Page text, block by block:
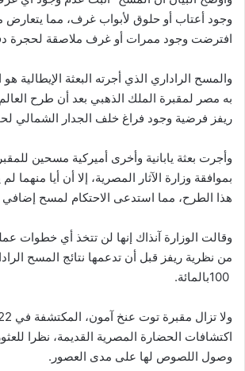
وجود أعتاب أو حلوق لأبواب غرف، مما يتعارض
افترضت وجود ممرات أو غرف ملاصقة لحجرة
والمسح الراداري الذي أجرته البعثة الإيطالية
به مصر لمقبرة الملك الذهبي بعد أن طرح
ريفز فرضية وجود فراغ خلف الجدار الشمالي
بموافقة وزارة الآثار المصرية، إلا أن أيا منهما
هذا الطرح، مما استدعى الاحتكام لمسح
وقالت الوزارة آنذاك إنها لن تتخذ أي خطوات
من نظرية ريفز قبل أن تدعمها نتائج المسح
اكتشافات الحضارة المصرية القديمة، نظرا
وصول اللصوص لها على مدى العصور.